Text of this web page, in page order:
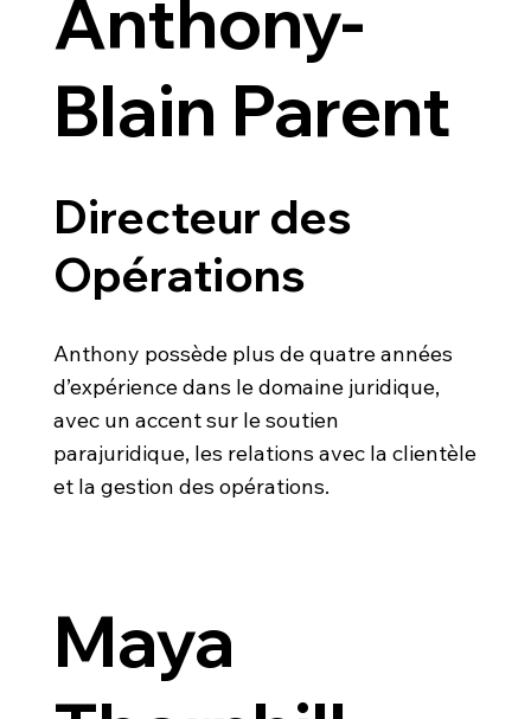
Anthony-
Blain Parent
Directeur des
Opérations
Anthony possède plus de quatre années
d’expérience dans le domaine juridique,
avec un accent sur le soutien
parajuridique, les relations avec la clientèle
et la gestion des opérations.
Maya